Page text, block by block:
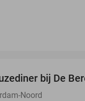
bij De
Noord